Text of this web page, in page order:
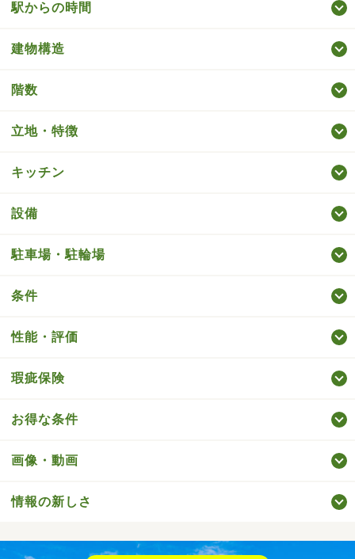
駅からの時間
建物構造
階数
立地・特徴
キッチン
設備
駐車場・駐輪場
条件
性能・評価
瑕疵保険
お得な条件
画像・動画
情報の新しさ